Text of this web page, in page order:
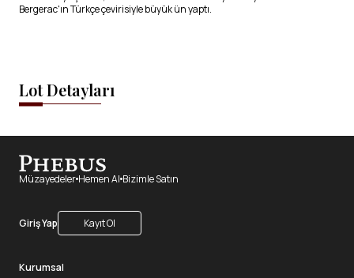
Bergerac'ın Türkçe çevirisiyle büyük ün yaptı.
Lot Detayları
Müzayedeler Hemen Al Bizimle Satın
Giriş Yap Kayıt Ol
Kurumsal